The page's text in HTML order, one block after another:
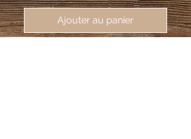
Ajouter au panier